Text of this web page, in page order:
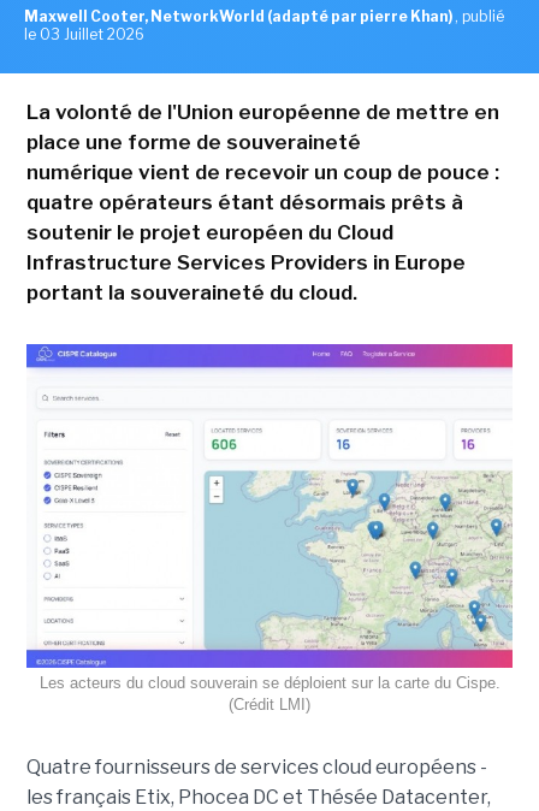
Maxwell Cooter, NetworkWorld (adapté par pierre Khan) , publié
le 03 Juillet 2026
La volonté de l'Union européenne de mettre en
place une forme de souveraineté
numérique vient de recevoir un coup de pouce :
quatre opérateurs étant désormais prêts à
soutenir le projet européen du Cloud
Infrastructure Services Providers in Europe
portant la souveraineté du cloud.
Les acteurs du cloud souverain se déploient sur la carte du Cispe.
(Crédit LMI)
Quatre fournisseurs de services cloud européens -
les français Etix, Phocea DC et Thésée Datacenter,